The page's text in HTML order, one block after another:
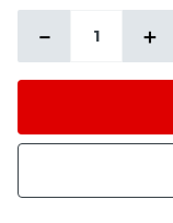
＋
－